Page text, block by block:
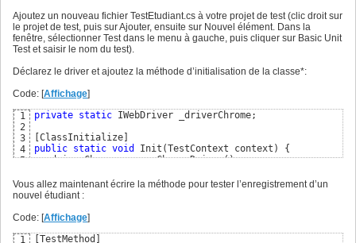
Ajoutez un nouveau fichier TestEtudiant.cs à votre projet de test (clic droit sur
le projet de test, puis sur Ajouter, ensuite sur Nouvel élément. Dans la
fenêtre, sélectionner Test dans le menu à gauche, puis cliquer sur Basic Unit
Test et saisir le nom du test).
Déclarez le driver et ajoutez la méthode d’initialisation de la classe*:
Code: [Affichage]
1
2
3
4
5
private static IWebDriver _driverChrome;
ClassInitialize
public static void Init (TestContext context )
{
  _driverChrome =
new ChromeDriver()
Vous allez maintenant écrire la méthode pour tester l’enregistrement d’un
nouvel étudiant :
Code: [Affichage]
1
TestMethod